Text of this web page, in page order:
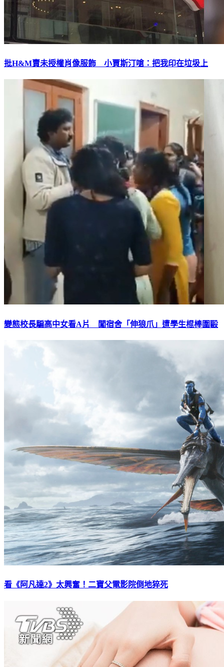
批H&M賣未授權肖像服飾 小賈斯汀嗆：把我印在垃圾上
變態校長騙高中女看A片 闖宿舍「伸狼爪」遭學生棍棒圍毆
看《阿凡達2》太興奮！二寶父電影院倒地猝死